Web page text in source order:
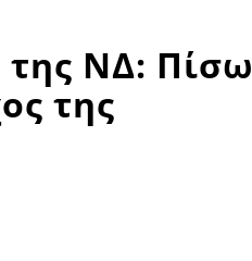
της ΝΔ: Πίσω
της